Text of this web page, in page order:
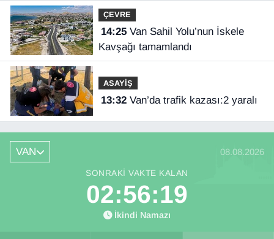
ÇEVRE
14:25Van Sahil Yolu’nun İskele
Kavşağı tamamlandı
ASAYİŞ
13:32 Van’da trafik kazası:2 yaralı
VAN 08.08.2026
SONRAKI VAKTE KALAN
02:56:18
İkindi Namazı